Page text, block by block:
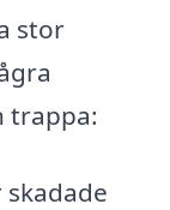
stor
trappa:
skadade